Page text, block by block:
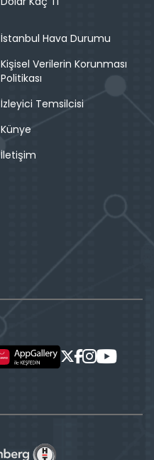
İstanbul Hava Durumu
Kişisel Verilerin Korunması
Politikası
İzleyici Temsilcisi
Künye
İletişim